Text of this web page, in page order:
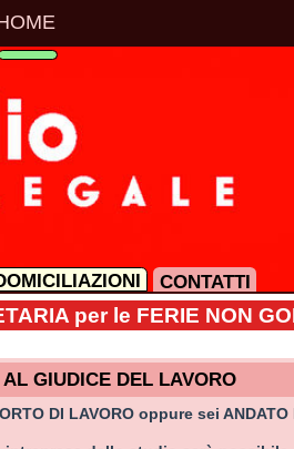
le FERIE NON GODUTE
oppure sei ANDATO IN PENSIONE?
dallo studio sarà possibile
LE FERIE NON GODUTE.